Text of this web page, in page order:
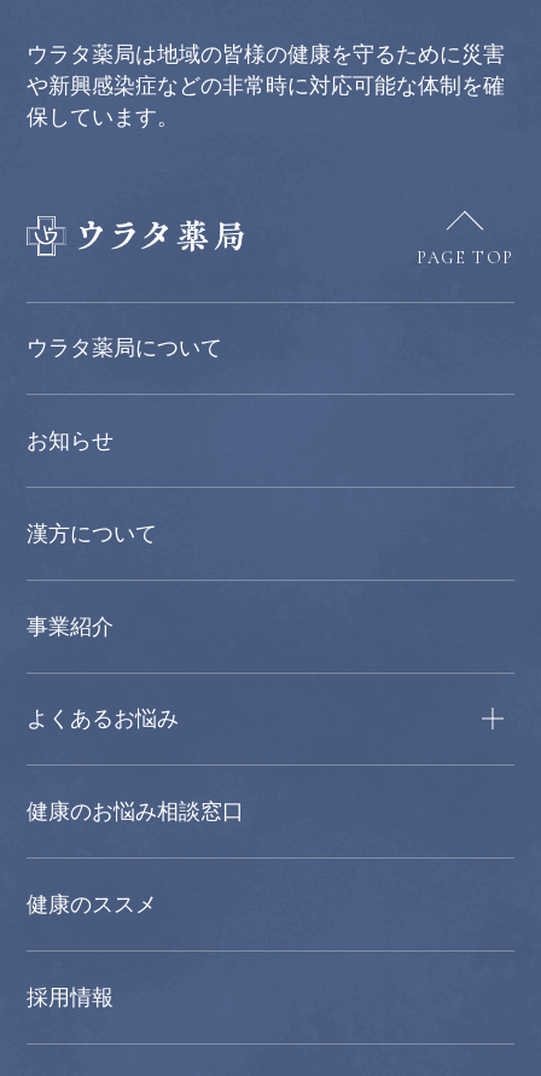
ウラタ薬局は地域の皆様の健康を守るために災害
や新興感染症などの非常時に対応可能な体制を確
保しています。
PAGE TOP
ウラタ薬局について
お知らせ
漢方について
事業紹介
よくあるお悩み
健康のお悩み相談窓口
健康のススメ
採用情報